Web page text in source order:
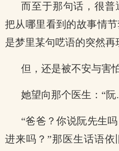
而至于那句话，很普
把从哪里看到的故事情
是梦里某句呓语的突然再
但，还是被不安与害
她望向那个医生：“
“爸爸？你说阮先生
进来吗？”那医生话语